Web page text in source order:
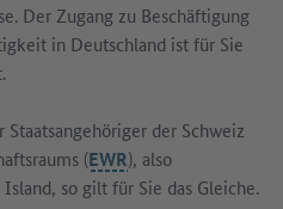
Der Zugang zu Beschäftigung
in Deutschland ist für Sie
Staatsangehöriger der Schweiz
(EWR), also
so gilt für Sie das Gleiche.